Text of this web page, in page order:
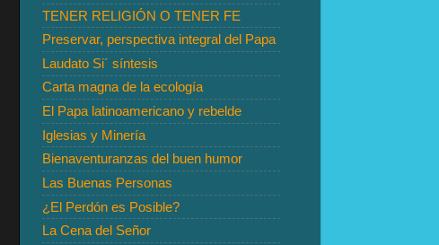
TENER RELIGIÓN O TENER FE
Preservar, perspectiva integral del Papa
Laudato Si´ síntesis
Carta magna de la ecología
El Papa latinoamericano y rebelde
Iglesias y Minería
Bienaventuranzas del buen humor
Las Buenas Personas
¿El Perdón es Posible?
La Cena del Señor